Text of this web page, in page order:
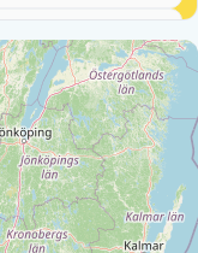
DENMARK